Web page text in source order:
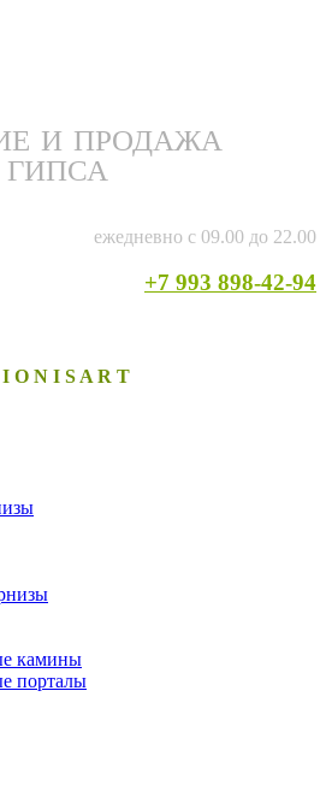
И ПРОДАЖА
ежедневно с 09.00 до 22.00
+7 993 898-42-94
O N I S A R T
камины
порталы